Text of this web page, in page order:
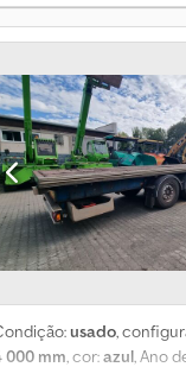
usado,
000 mm, cor:azul, Ano